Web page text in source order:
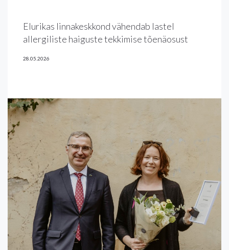
Elurikas linnakeskkond vähendab lastel
allergiliste haiguste tekkimise tõenäosust
28.05.2026